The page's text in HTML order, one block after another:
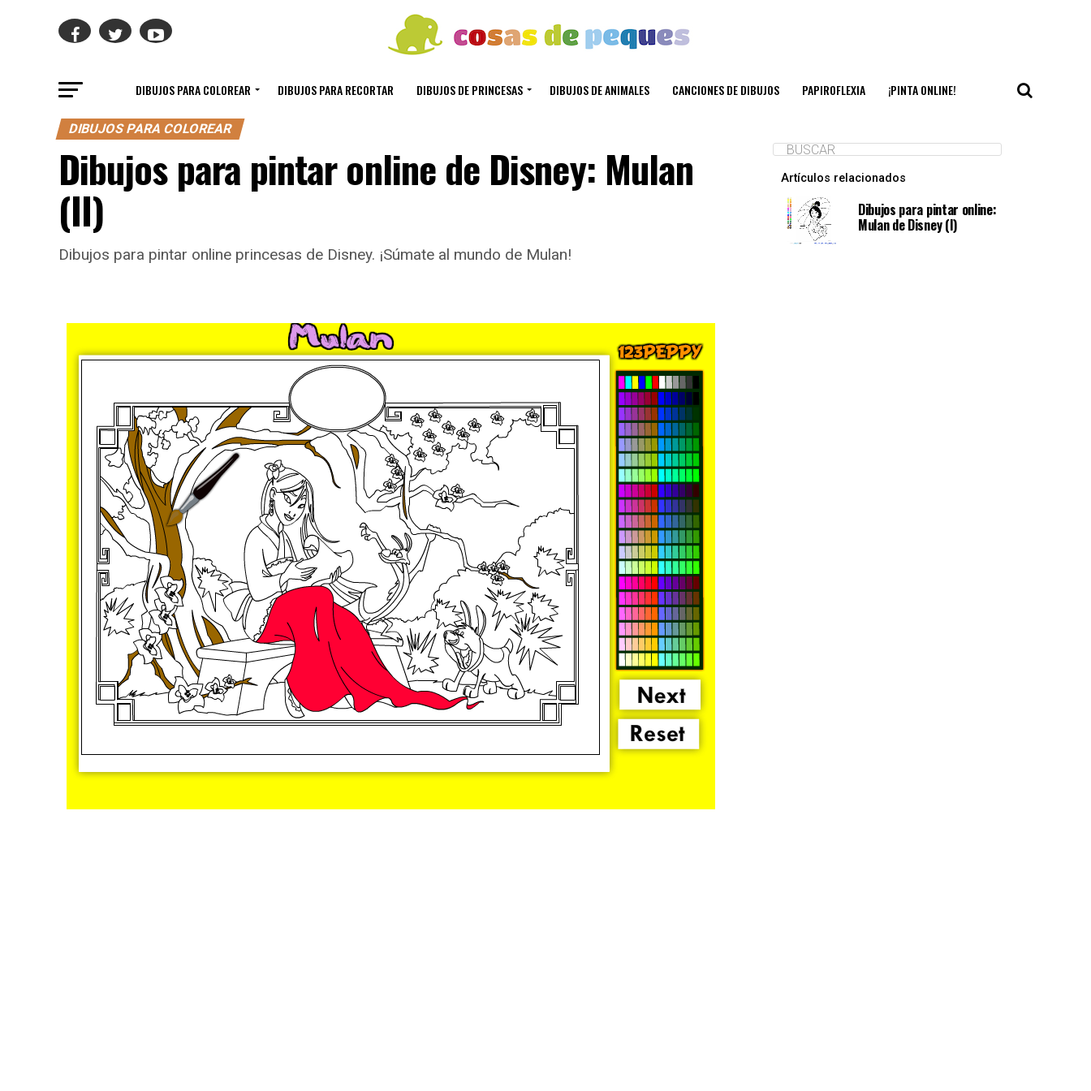
DIBUJOS PARA COLOREAR DIBUJOS PARA RECORTAR DIBUJOS DE PRINCESAS DIBUJOS DE ANIMALES CANCIONES DE DIBUJOS PAPIROFLEXIA ¡PINTA ONLINE!
DIBUJOS PARA COLOREAR
Dibujos para pintar online de Disney: Mulan
(II)
Dibujos para pintar online princesas de Disney. ¡Súmate al mundo de Mulan!
Artículos relacionados
Dibujos para pintar online:
Mulan de Disney (I)